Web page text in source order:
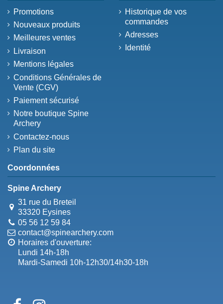
Promotions
Nouveaux produits
Meilleures ventes
Livraison
Mentions légales
Conditions Générales de
Vente (CGV)
Paiement sécurisé
Notre boutique Spine
Archery
Contactez-nous
Plan du site
Historique de vos
commandes
Adresses
Identité
Coordonnées
Spine Archery
31 rue du Breteil
33320 Eysines
05 56 12 59 84
contact@spinearchery.com
Horaires d'ouverture:
Lundi 14h-18h
Mardi-Samedi 10h-12h30/14h30-18h